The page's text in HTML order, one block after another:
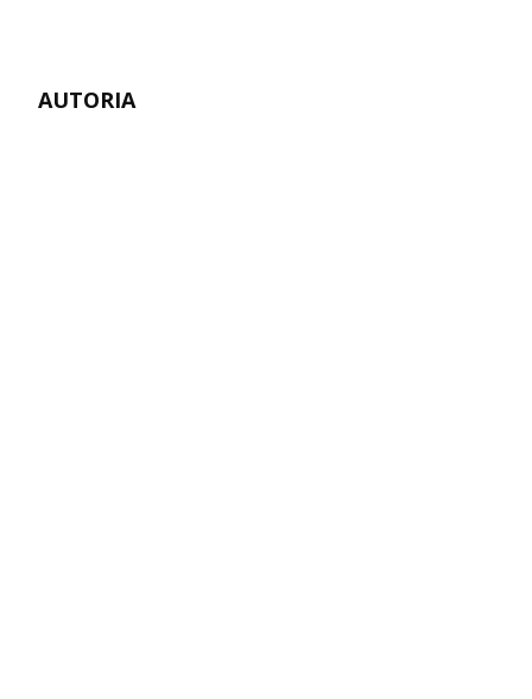
AUTORIA